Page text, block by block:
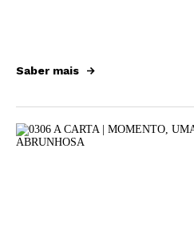
Saber mais